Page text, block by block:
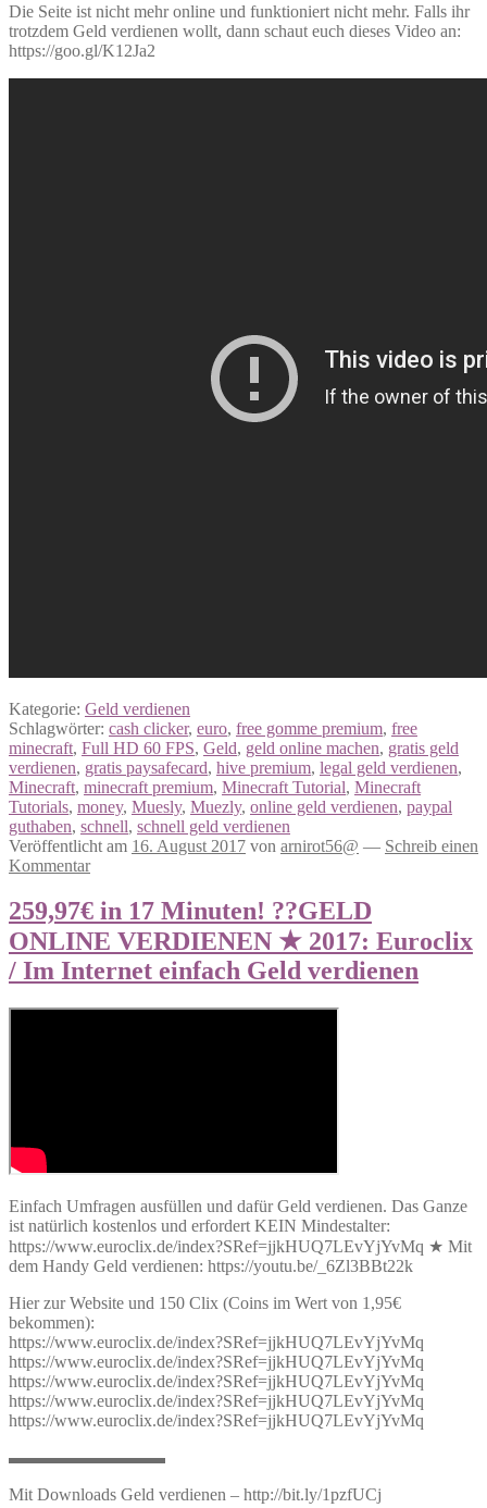
Die Seite ist nicht mehr online und funktioniert nicht mehr. Falls ihr
trotzdem Geld verdienen wollt, dann schaut euch dieses Video an:
https://goo.gl/K12Ja2
Kategorie: Geld verdienen
Schlagwörter: cash clicker, euro, free gomme premium, free
minecraft, Full HD 60 FPS, Geld, geld online machen, gratis geld
verdienen, gratis paysafecard, hive premium, legal geld verdienen,
Minecraft, minecraft premium, Minecraft Tutorial, Minecraft
Tutorials, money, Muesly, Muezly, online geld verdienen, paypal
guthaben, schnell, schnell geld verdienen
Veröffentlicht am 16. August 2017 von arnirot56@ — Schreib einen
Kommentar
259,97€ in 17 Minuten! ??GELD
ONLINE VERDIENEN ★ 2017: Euroclix
/ Im Internet einfach Geld verdienen
Einfach Umfragen ausfüllen und dafür Geld verdienen. Das Ganze
ist natürlich kostenlos und erfordert KEIN Mindestalter:
https://www.euroclix.de/index?SRef=jjkHUQ7LEvYjYvMq ★ Mit
dem Handy Geld verdienen: https://youtu.be/_6Zl3BBt22k
Hier zur Website und 150 Clix (Coins im Wert von 1,95€
bekommen):
https://www.euroclix.de/index?SRef=jjkHUQ7LEvYjYvMq
https://www.euroclix.de/index?SRef=jjkHUQ7LEvYjYvMq
https://www.euroclix.de/index?SRef=jjkHUQ7LEvYjYvMq
https://www.euroclix.de/index?SRef=jjkHUQ7LEvYjYvMq
https://www.euroclix.de/index?SRef=jjkHUQ7LEvYjYvMq
▬▬▬▬▬▬▬▬▬
Mit Downloads Geld verdienen – http://bit.ly/1pzfUCj